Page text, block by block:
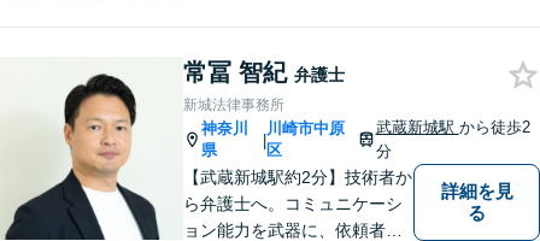
退料の増額など不動産のトラ
ブルはお任せください。【司
法書士の経験あり】
常冨 智紀 弁護士
新城法律事務所
神奈川
県
|
川崎市中原
区
武蔵新城駅 から徒歩2
分
【武蔵新城駅約2分】技術者か
ら弁護士へ。コミュニケーシ
ョン能力を武器に、依頼者さ
詳細を見
る